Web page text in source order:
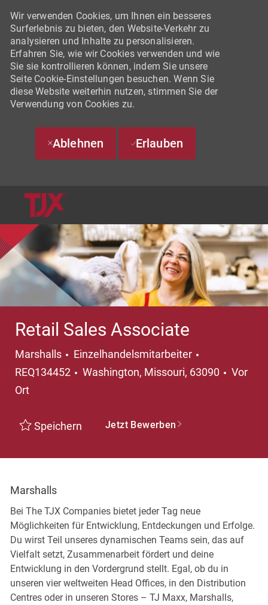
Wir verwenden Cookies, um Ihnen ein besseres
Surferlebnis zu bieten, den Website-Verkehr zu
analysieren und Inhalte zu personalisieren.
Erfahren Sie, wie wir Cookies verwenden und wie
Sie sie kontrollieren können, indem Sie unsere
Seite Cookie-Einstellungen besuchen. Wenn Sie
diese Website weiterhin nutzen, stimmen Sie der
Verwendung von Cookies zu.
Ablehnen Erlauben
Retail Sales Associate
Marshalls Kategorie
Einzelhandelsmitarbeiter
REQ134452
Ort
Washington, Missouri, 63090
Vor
Ort
Speichern Jetzt Bewerben
Marshalls
Bei The TJX Companies bietet jeder Tag neue
Möglichkeiten für Entwicklung, Entdeckungen und Erfolge.
Du wirst Teil unseres dynamischen Teams sein, das auf
Vielfalt setzt, Zusammenarbeit fördert und deine
Entwicklung in den Vordergrund stellt. Egal, ob du in
unseren vier weltweiten Head Offices, in den Distribution
Centres oder in unseren Stores – TJ Maxx, Marshalls,